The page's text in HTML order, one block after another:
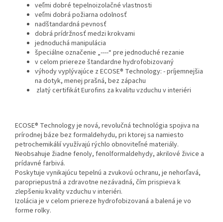
veľmi dobré tepelnoizolačné vlastnosti
veľmi dobrá požiarna odolnosť
nadštandardná pevnosť
dobrá prídržnosť medzi krokvami
jednoduchá manipulácia
špeciálne označenie „----“ pre jednoduché rezanie
v celom priereze štandardne hydrofobizovaný
výhody vyplývajúce z ECOSE® Technology: - príjemnejšia
na dotyk, menej prašná, bez zápachu
zlatý certifikát Eurofins za kvalitu vzduchu v interiéri
ECOSE® Technology je nová, revolučná technológia spojiva na
prírodnej báze bez formaldehydu, pri ktorej sa namiesto
petrochemikálií využívajú rýchlo obnoviteľné materiály.
Neobsahuje žiadne fenoly, fenolformaldehydy, akrilové živice a
prídavné farbivá.
Poskytuje vynikajúcu tepelnú a zvukovú ochranu, je nehorľavá,
paropriepustná a zdravotne nezávadná, čím prispieva k
zlepšeniu kvality vzduchu v interiéri.
Izolácia je v celom priereze hydrofobizovaná a balená je vo
forme rolky.